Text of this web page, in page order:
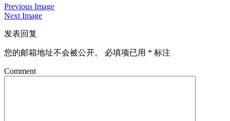
Previous Image
Next Image
发表回复
您的邮箱地址不会被公开。 必填项已用 * 标注
Comment